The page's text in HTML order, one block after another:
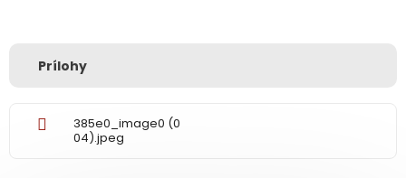
Prílohy
385e0_image0 (0
04).jpeg